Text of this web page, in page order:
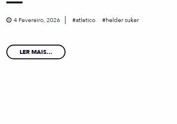
4 Fevereiro, 2026 atletico helder suker
LER MAIS...